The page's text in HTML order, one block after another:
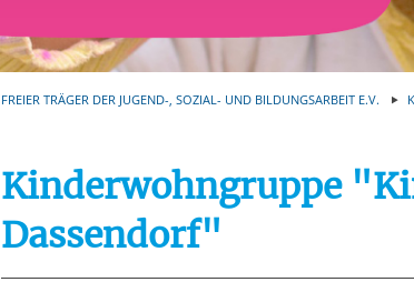
Ihre etwaige Einwilligung erstreckt sich
der von Ihnen aufgerufenen und somit
aufgrund berechtigter Interessen und
FREIER TRÄGER DER JUGEND-, SOZIAL- UND BILDUNGSARBEIT E.V.
Kinderwohngruppe
Dassendorf"